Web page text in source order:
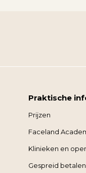
Praktische
Prijzen
Faceland
Klinieken en
Gespreid betalen